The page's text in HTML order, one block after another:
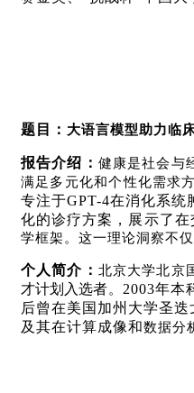
题目： 大语言模型助力临
报告介绍： 健康是社会与
满足多元化和个性化需求
专注于GPT-4在消化系统
化的诊疗方案，展示了在
学框架。这一理论洞察不
个人简介： 北京大学北京
才计划入选者。 2003年本
后曾在美国加州大学圣迭
及其在计算成像和数据分